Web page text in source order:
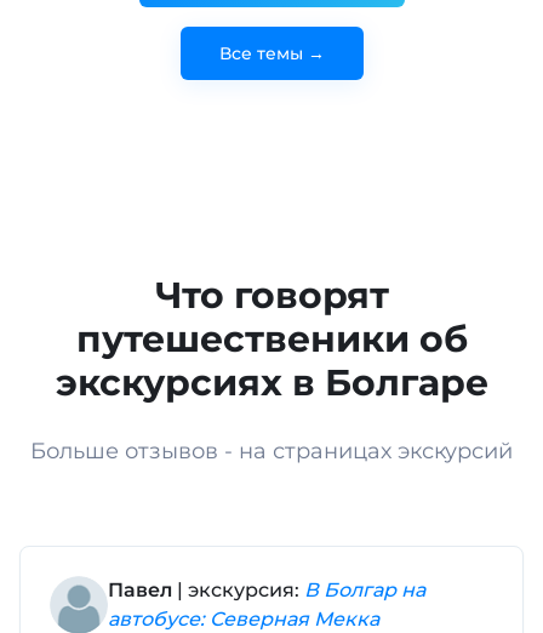
Все темы →
Что говорят
путешественики об
экскурсиях в Болгаре
Больше отзывов - на страницах экскурсий
Павел | экскурсия: В Болгар на
автобусе: Северная Мекка